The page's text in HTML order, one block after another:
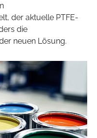
der aktuelle PTFE-
die
neuen Lösung.